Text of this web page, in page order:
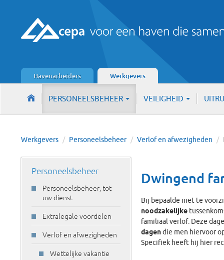
Havenarbeiders Werkgevers
PERSONEELSBEHEER VEILIGHEID
Werkgevers / Personeelsbeheer / Verlof en afwezigheden /
Personeelsbeheer
Personeelsbeheer, tot
uw dienst
Extralegale voordelen
Verlof en afwezigheden
Wettelijke vakantie
Dwingend
Bij bepaalde niet te
noodzakelijke
familiaal verlof. Deze
dagendie men hiervoor
Specifiek heeft hij hier